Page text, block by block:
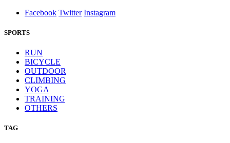
Facebook Twitter Instagram
SPORTS
RUN
BICYCLE
OUTDOOR
CLIMBING
YOGA
TRAINING
OTHERS
TAG